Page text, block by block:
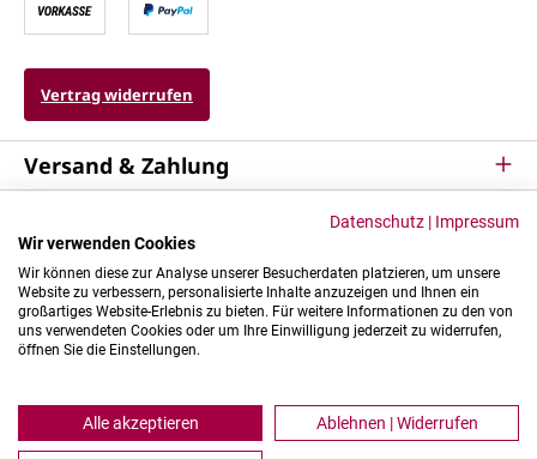
Vertrag widerrufen
Versand & Zahlung
Kontakt & Mehr
Datenschutz | Impressum
Wir verwenden Cookies
Wir können diese zur Analyse unserer Besucherdaten platzieren, um unsere
Website zu verbessern, personalisierte Inhalte anzuzeigen und Ihnen ein
großartiges Website-Erlebnis zu bieten. Für weitere Informationen zu den von
uns verwendeten Cookies oder um Ihre Einwilligung jederzeit zu widerrufen,
öffnen Sie die Einstellungen.
Alle akzeptieren Ablehnen | Widerrufen